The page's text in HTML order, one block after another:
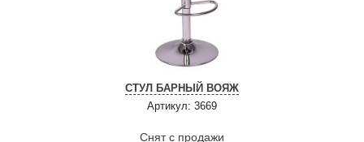
СТУЛ БАРНЫЙ ВОЯЖ
Артикул: 3669
Снят с продажи